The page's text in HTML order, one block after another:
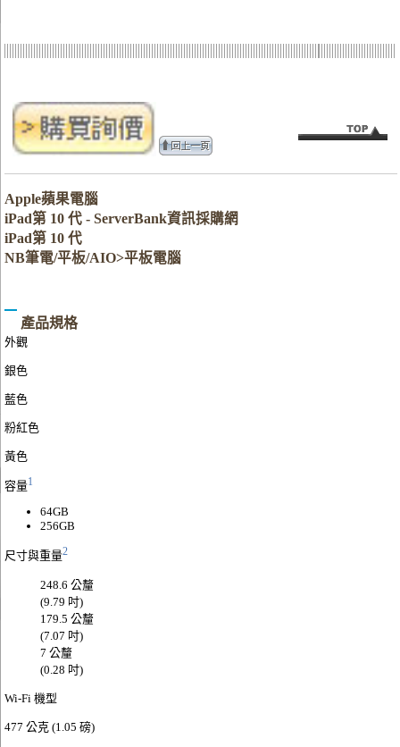
Apple蘋果電腦
iPad第 10 代 - ServerBank資訊採購網
iPad第 10 代
NB筆電/平板/AIO>平板電腦
產品規格
外觀
銀色
藍色
粉紅色
黃色
容量1
64GB
256GB
尺寸與重量2
248.6 公釐
(9.79 吋)
179.5 公釐
(7.07 吋)
7 公釐
(0.28 吋)
Wi‑Fi 機型
477 公克 (1.05 磅)